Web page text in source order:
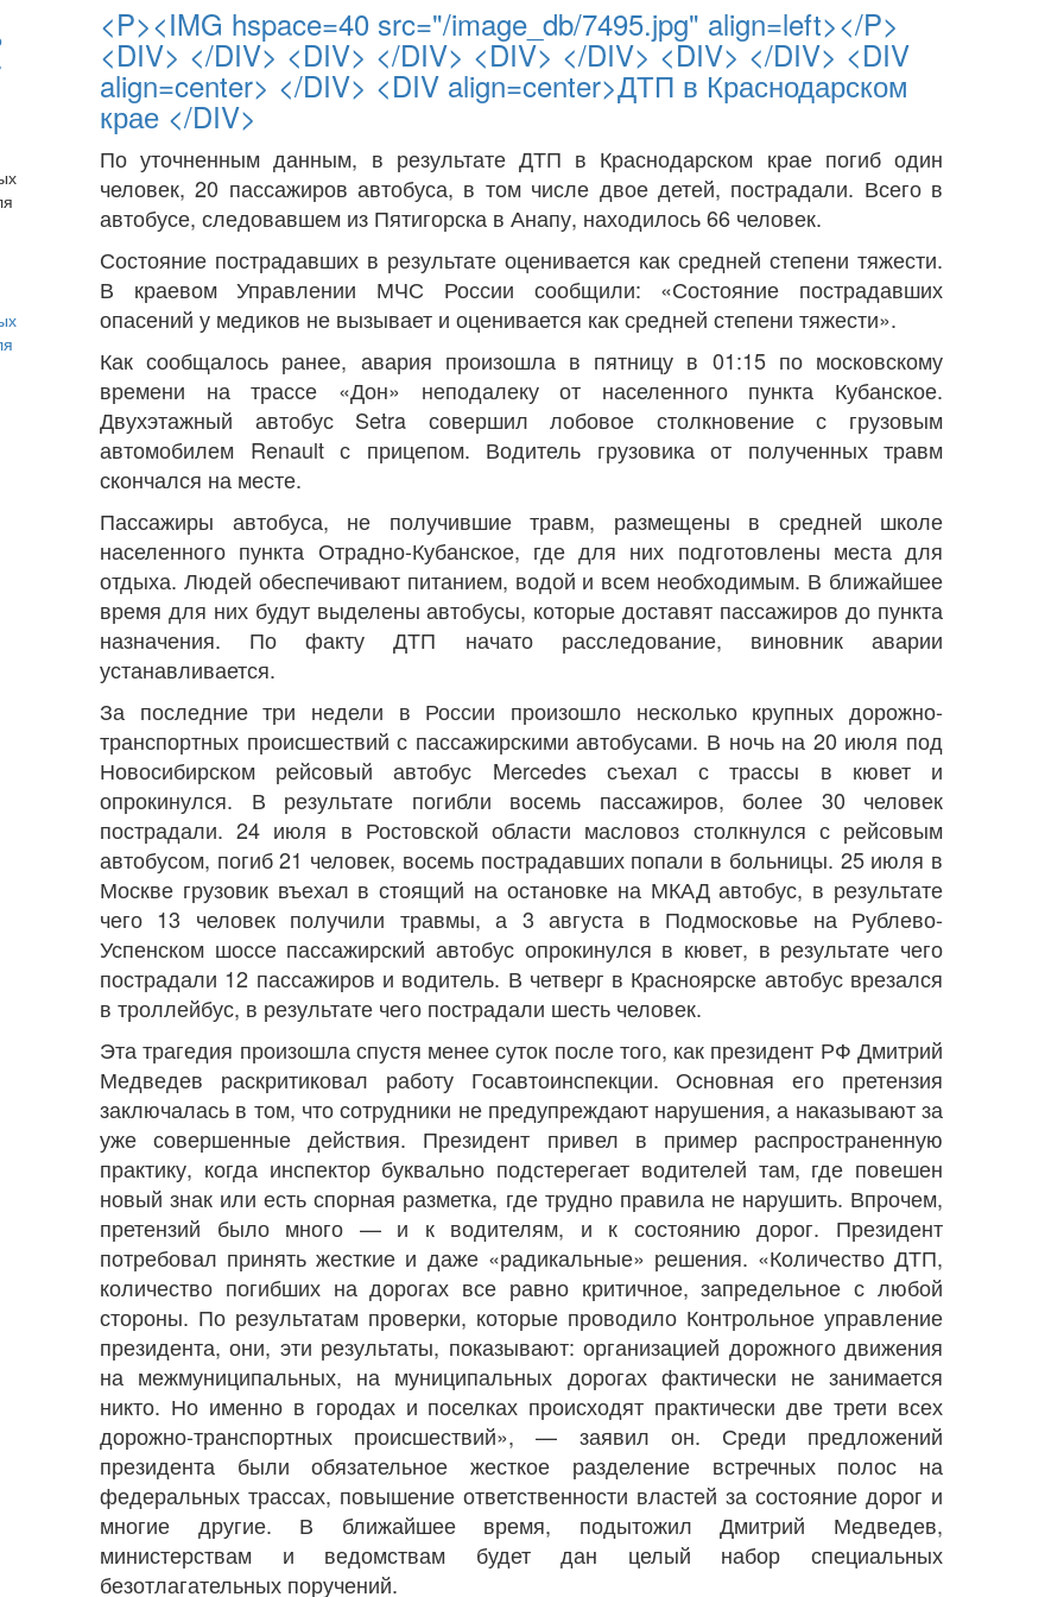
<P><IMG hspace=40 src="/image_db/7495.jpg" align=left></P>
<DIV> </DIV> <DIV> </DIV> <DIV> </DIV> <DIV> </DIV> <DIV
align=center> </DIV> <DIV align=center>ДТП в Краснодарском
крае </DIV>
По уточненным данным, в результате ДТП в Краснодарском крае погиб один
человек, 20 пассажиров автобуса, в том числе двое детей, пострадали. Всего в
автобусе, следовавшем из Пятигорска в Анапу, находилось 66 человек.
Состояние пострадавших в результате оценивается как средней степени тяжести.
В краевом Управлении МЧС России сообщили: «Состояние пострадавших
опасений у медиков не вызывает и оценивается как средней степени тяжести».
Как сообщалось ранее, авария произошла в пятницу в 01:15 по московскому
времени на трассе «Дон» неподалеку от населенного пункта Кубанское.
Двухэтажный автобус Setra совершил лобовое столкновение с грузовым
автомобилем Renault с прицепом. Водитель грузовика от полученных травм
скончался на месте.
Пассажиры автобуса, не получившие травм, размещены в средней школе
населенного пункта Отрадно-Кубанское, где для них подготовлены места для
отдыха. Людей обеспечивают питанием, водой и всем необходимым. В ближайшее
время для них будут выделены автобусы, которые доставят пассажиров до пункта
назначения. По факту ДТП начато расследование, виновник аварии
устанавливается.
За последние три недели в России произошло несколько крупных дорожно-
транспортных происшествий с пассажирскими автобусами. В ночь на 20 июля под
Новосибирском рейсовый автобус Mercedes съехал с трассы в кювет и
опрокинулся. В результате погибли восемь пассажиров, более 30 человек
пострадали. 24 июля в Ростовской области масловоз столкнулся с рейсовым
автобусом, погиб 21 человек, восемь пострадавших попали в больницы. 25 июля в
Москве грузовик въехал в стоящий на остановке на МКАД автобус, в результате
чего 13 человек получили травмы, а 3 августа в Подмосковье на Рублево-
Успенском шоссе пассажирский автобус опрокинулся в кювет, в результате чего
пострадали 12 пассажиров и водитель. В четверг в Красноярске автобус врезался
в троллейбус, в результате чего пострадали шесть человек.
Эта трагедия произошла спустя менее суток после того, как президент РФ Дмитрий
Медведев раскритиковал работу Госавтоинспекции. Основная его претензия
заключалась в том, что сотрудники не предупреждают нарушения, а наказывают за
уже совершенные действия. Президент привел в пример распространенную
практику, когда инспектор буквально подстерегает водителей там, где повешен
новый знак или есть спорная разметка, где трудно правила не нарушить. Впрочем,
претензий было много — и к водителям, и к состоянию дорог. Президент
потребовал принять жесткие и даже «радикальные» решения. «Количество ДТП,
количество погибших на дорогах все равно критичное, запредельное с любой
стороны. По результатам проверки, которые проводило Контрольное управление
президента, они, эти результаты, показывают: организацией дорожного движения
на межмуниципальных, на муниципальных дорогах фактически не занимается
никто. Но именно в городах и поселках происходят практически две трети всех
дорожно-транспортных происшествий», — заявил он. Среди предложений
президента были обязательное жесткое разделение встречных полос на
федеральных трассах, повышение ответственности властей за состояние дорог и
многие другие. В ближайшее время, подытожил Дмитрий Медведев,
министерствам и ведомствам будет дан целый набор специальных
безотлагательных поручений.